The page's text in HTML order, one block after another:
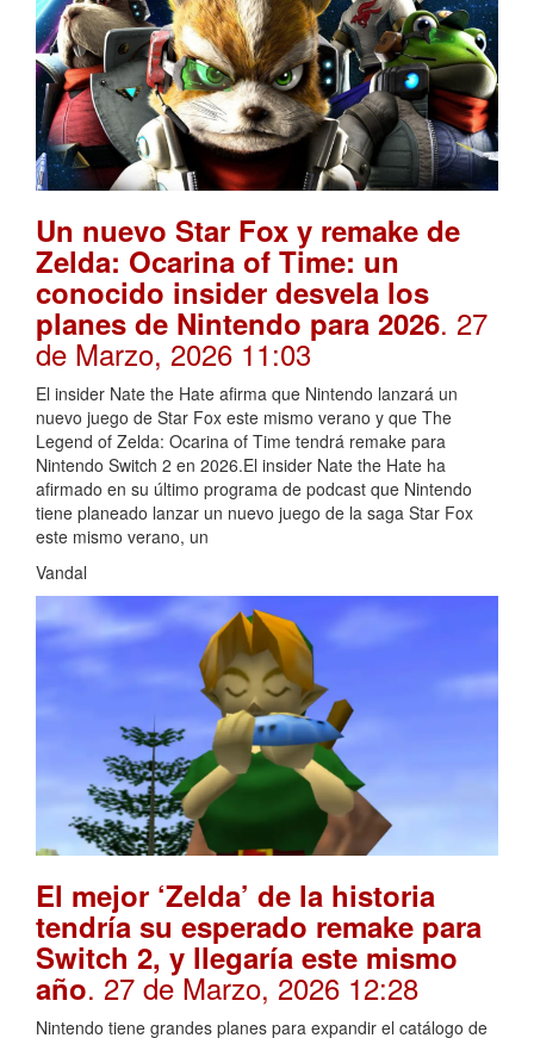
Un nuevo Star Fox y remake de
Zelda: Ocarina of Time: un
conocido insider desvela los
planes de Nintendo para 2026. 27
de Marzo, 2026 11:03
El insider Nate the Hate afirma que Nintendo lanzará un
nuevo juego de Star Fox este mismo verano y que The
Legend of Zelda: Ocarina of Time tendrá remake para
Nintendo Switch 2 en 2026.El insider Nate the Hate ha
afirmado en su último programa de podcast que Nintendo
tiene planeado lanzar un nuevo juego de la saga Star Fox
este mismo verano, un
Vandal
El mejor ‘Zelda’ de la historia
tendría su esperado remake para
Switch 2, y llegaría este mismo
año. 27 de Marzo, 2026 12:28
Nintendo tiene grandes planes para expandir el catálogo de